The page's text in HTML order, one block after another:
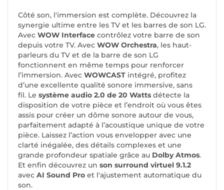
Côté son, l'immersion est complète. Découvrez la
synergie ultime entre les TV et les barres de son LG.
Avec WOW Interface contrôlez votre barre de son
depuis votre TV. Avec WOW Orchestra, les haut-
parleurs du TV et de la barre de son LG
fonctionnent en même temps pour renforcer
l’immersion. Avec WOWCAST intégré, profitez
d’une excellente qualité sonore immersive, sans
fil. Le système audio 2.0 de 20 Watts détecte la
disposition de votre pièce et l’endroit où vous êtes
assis pour créer un dôme sonore autour de vous,
parfaitement adapté à l’acoustique unique de votre
pièce. Laissez l’action vous envelopper avec une
clarté inégalée, des détails complexes et une
grande profondeur spatiale grâce au Dolby Atmos.
Et enfin découvrez un son surround virtuel 9.1.2
avec AI Sound Pro et l'ajustement automatique du
son.